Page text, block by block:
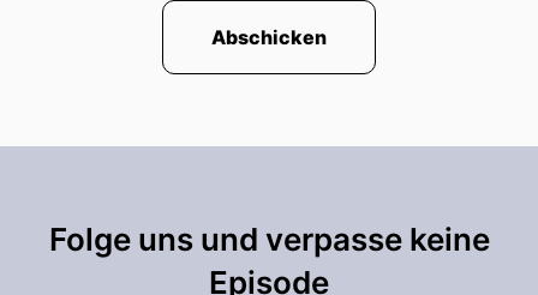
Abschicken
Folge uns und verpasse keine
Episode